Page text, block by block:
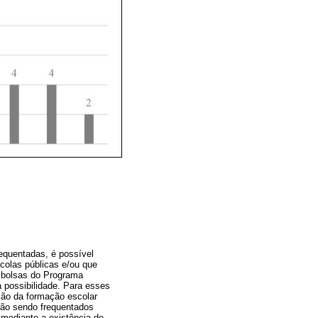
é possível
públicas e/ou que
do Programa
possibilidade. Para esses
da formação escolar
sendo frequentados